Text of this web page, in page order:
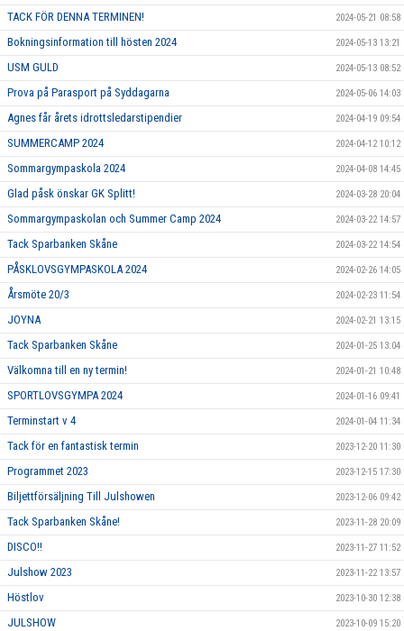
TACK FÖR DENNA TERMINEN! 2024-05-21 08:58
Bokningsinformation till hösten 2024 2024-05-13 13:21
USM GULD 2024-05-13 08:52
Prova på Parasport på Syddagarna 2024-05-06 14:03
Agnes får årets idrottsledarstipendier 2024-04-19 09:54
SUMMERCAMP 2024 2024-04-12 10:12
Sommargympaskola 2024 2024-04-08 14:45
Glad påsk önskar GK Splitt! 2024-03-28 20:04
Sommargympaskolan och Summer Camp 2024 2024-03-22 14:57
Tack Sparbanken Skåne 2024-03-22 14:54
PÅSKLOVSGYMPASKOLA 2024 2024-02-26 14:05
Årsmöte 20/3 2024-02-23 11:54
JOYNA 2024-02-21 13:15
Tack Sparbanken Skåne 2024-01-25 13:04
Välkomna till en ny termin! 2024-01-21 10:48
SPORTLOVSGYMPA 2024 2024-01-16 09:41
Terminstart v 4 2024-01-04 11:34
Tack för en fantastisk termin 2023-12-20 11:30
Programmet 2023 2023-12-15 17:30
Biljettförsäljning Till Julshowen 2023-12-06 09:42
Tack Sparbanken Skåne! 2023-11-28 20:09
DISCO!! 2023-11-27 11:52
Julshow 2023 2023-11-22 13:57
Höstlov 2023-10-30 12:38
JULSHOW 2023-10-09 15:20